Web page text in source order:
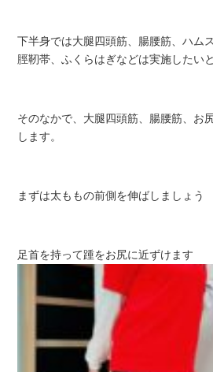
下半身では大腿四頭筋、腸腰筋、ハム
脛靭帯、ふくらはぎなどは実施したい
そのなかで、大腿四頭筋、腸腰筋、お
します。
まずは太ももの前側を伸ばしましょう
足首を持って踵をお尻に近ずけます